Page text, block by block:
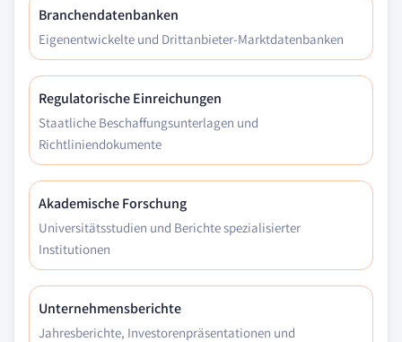
Branchendatenbanken
Eigenentwickelte und Drittanbieter-Marktdatenbanken
Regulatorische Einreichungen
Staatliche Beschaffungsunterlagen und
Richtliniendokumente
Akademische Forschung
Universitätsstudien und Berichte spezialisierter
Institutionen
Unternehmensberichte
Jahresberichte, Investorenpräsentationen und